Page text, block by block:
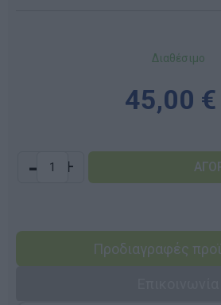
Διαθέσιμο
45,00 €
- +
Προδιαγραφές